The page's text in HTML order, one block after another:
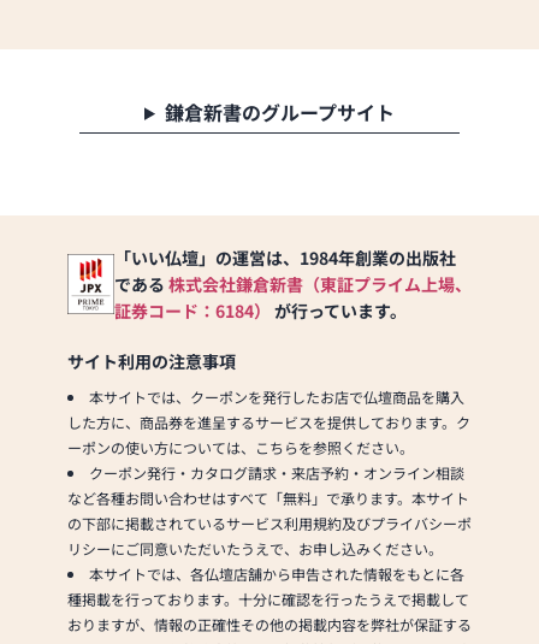
提供と「親身の接客サー
また、お仏壇のリフォー
鎌倉新書のグループサイト
「いい仏壇」の運営は、1984年創業の出版社
である 株式会社鎌倉新書（東証プライム上場、
証券コード：6184） が行っています。
サイト利用の注意事項
本サイトでは、クーポンを発行したお店で仏壇商品を購入
した方に、商品券を進呈するサービスを提供しております。ク
ーポンの使い方については、こちらを参照ください。
クーポン発行・カタログ請求・来店予約・オンライン相談
など各種お問い合わせはすべて「無料」で承ります。本サイト
の下部に掲載されているサービス利用規約及びプライバシーポ
リシーにご同意いただいたうえで、お申し込みください。
本サイトでは、各仏壇店舗から申告された情報をもとに各
種掲載を行っております。十分に確認を行ったうえで掲載して
おりますが、情報の正確性その他の掲載内容を弊社が保証する